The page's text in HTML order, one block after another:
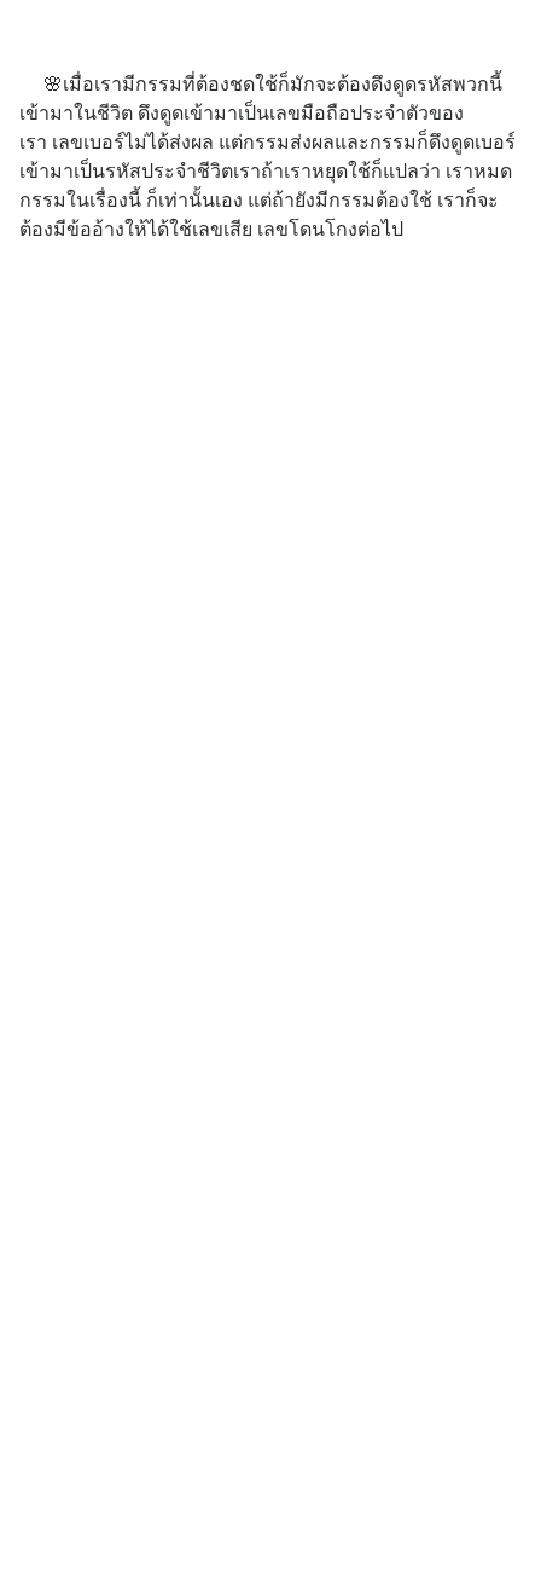
🌸เมื่อเรามีกรรมที่ต้องชดใช้ก็มักจะต้องดึงดูดรหัสพวกนี้
เข้ามาในชีวิต ดึงดูดเข้ามาเป็นเลขมือถือประจำตัวของ
เรา เลขเบอร์ไม่ได้ส่งผล แต่กรรมส่งผลและกรรมก็ดึงดูดเบอร์
เข้ามาเป็นรหัสประจำชีวิตเราถ้าเราหยุดใช้ก็แปลว่า เราหมด
กรรมในเรื่องนี้ ก็เท่านั้นเอง แต่ถ้ายังมีกรรมต้องใช้ เราก็จะ
ต้องมีข้ออ้างให้ได้ใช้เลขเสีย เลขโดนโกงต่อไป